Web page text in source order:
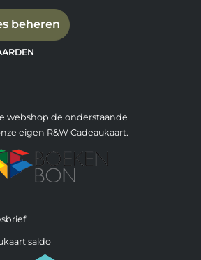
beheren
webshop de onderstaande
eigen R&W Cadeaukaart.
saldo